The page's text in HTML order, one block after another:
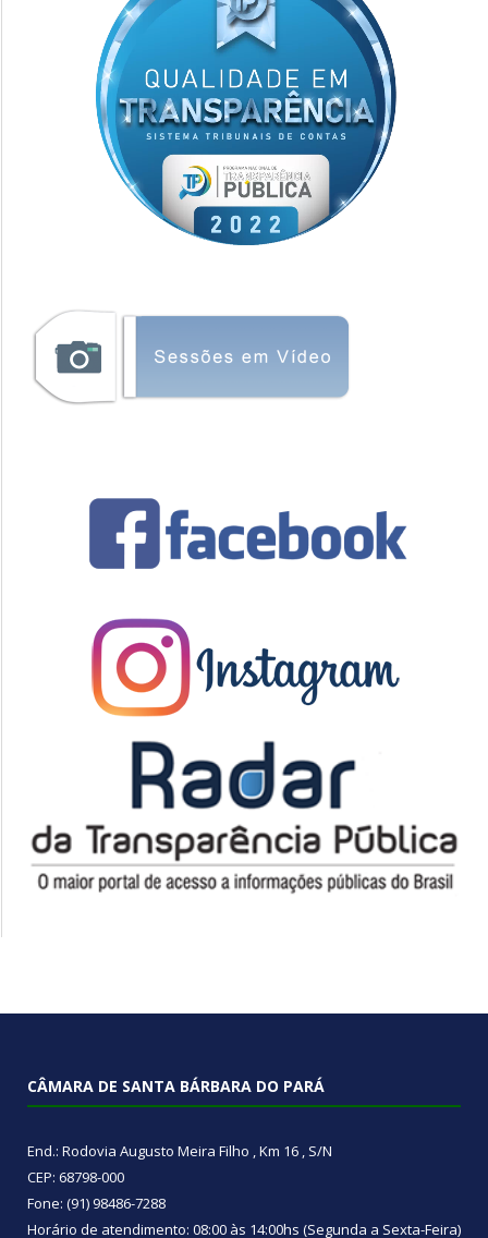
CÂMARA DE SANTA BÁRBARA DO PARÁ
End.: Rodovia Augusto Meira Filho , Km 16 , S/N
CEP: 68798-000
Fone: (91) 98486-7288
Horário de atendimento: 08:00 às 14:00hs (Segunda a Sexta-Feira)